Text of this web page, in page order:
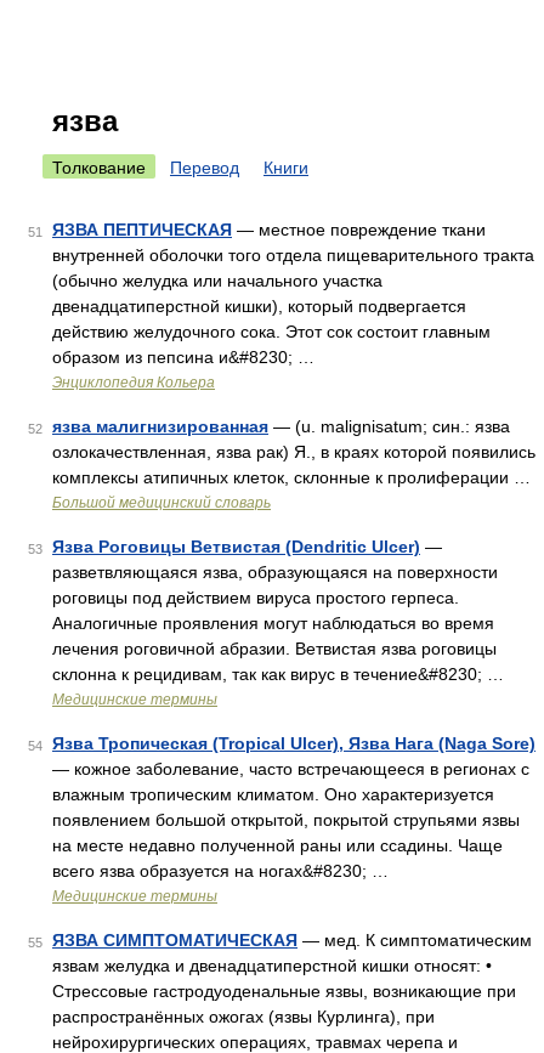
язва
Толкование Перевод Книги
51 ЯЗВА ПЕПТИЧЕСКАЯ — местное повреждение ткани
внутренней оболочки того отдела пищеварительного тракта
(обычно желудка или начального участка
двенадцатиперстной кишки), который подвергается
действию желудочного сока. Этот сок состоит главным
образом из пепсина и&#8230; …
Энциклопедия Кольера
52 язва малигнизированная — (u. malignisatum; син.: язва
озлокачествленная, язва рак) Я., в краях которой появились
комплексы атипичных клеток, склонные к пролиферации …
Большой медицинский словарь
53 Язва Роговицы Ветвистая (Dendritic Ulcer) —
разветвляющаяся язва, образующаяся на поверхности
роговицы под действием вируса простого герпеса.
Аналогичные проявления могут наблюдаться во время
лечения роговичной абразии. Ветвистая язва роговицы
склонна к рецидивам, так как вирус в течение&#8230; …
Медицинские термины
54
Язва Тропическая (Tropical Ulcer), Язва Нага (Naga Sore)
— кожное заболевание, часто встречающееся в регионах с
влажным тропическим климатом. Оно характеризуется
появлением большой открытой, покрытой струпьями язвы
на месте недавно полученной раны или ссадины. Чаще
всего язва образуется на ногах&#8230; …
Медицинские термины
55 ЯЗВА СИМПТОМАТИЧЕСКАЯ — мед. К симптоматическим
язвам желудка и двенадцатиперстной кишки относят: •
Стрессовые гастродуоденальные язвы, возникающие при
распространённых ожогах (язвы Курлинга), при
нейрохирургических операциях, травмах черепа и